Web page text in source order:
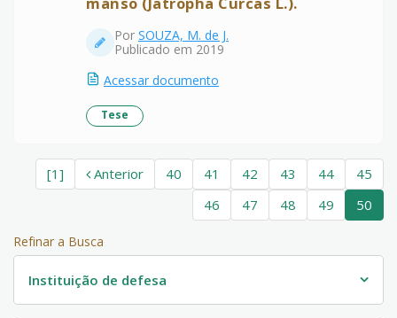
Por SOUZA, M. de J.
Publicado em 2019
Acessar documento
Tese
[1] Anterior 40 41 42 43 44
45
46
47 48 49 50
Refinar a Busca
Instituição de defesa